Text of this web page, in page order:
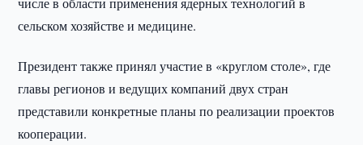
сельском хозяйстве и медицине.
Президент также принял участие в «круглом столе», где
главы регионов и ведущих компаний двух стран
представили конкретные планы по реализации проектов
кооперации.